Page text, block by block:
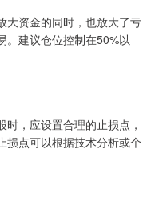
大资金的同时，也放大了亏
。建议仓位控制在50%以
，应设置合理的止损点，
损点可以根据技术分析或个